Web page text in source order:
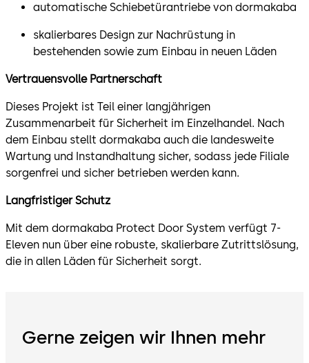
automatische Schiebetürantriebe von dormakaba
skalierbares Design zur Nachrüstung in
bestehenden sowie zum Einbau in neuen Läden
Vertrauensvolle Partnerschaft
Dieses Projekt ist Teil einer langjährigen
Zusammenarbeit für Sicherheit im Einzelhandel. Nach
dem Einbau stellt dormakaba auch die landesweite
Wartung und Instandhaltung sicher, sodass jede Filiale
sorgenfrei und sicher betrieben werden kann.
Langfristiger Schutz
Mit dem dormakaba Protect Door System verfügt 7-
Eleven nun über eine robuste, skalierbare Zutrittslösung,
die in allen Läden für Sicherheit sorgt.
Gerne zeigen wir Ihnen mehr